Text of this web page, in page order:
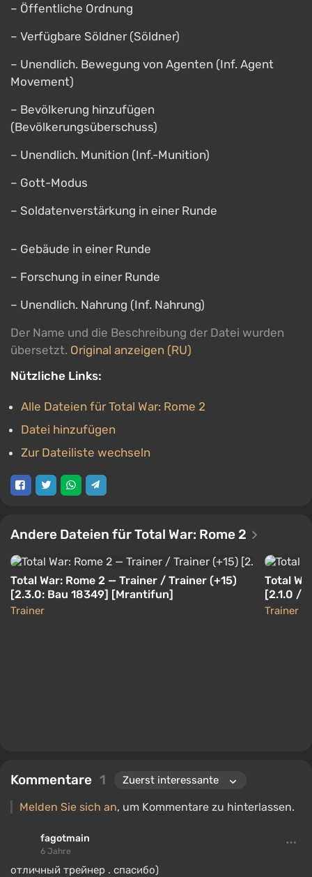
– Öffentliche Ordnung
– Verfügbare Söldner (Söldner)
– Unendlich. Bewegung von Agenten (Inf. Agent
Movement)
– Bevölkerung hinzufügen
(Bevölkerungsüberschuss)
– Unendlich. Munition (Inf.-Munition)
– Gott-Modus
– Soldatenverstärkung in einer Runde
– Gebäude in einer Runde
– Forschung in einer Runde
– Unendlich. Nahrung (Inf. Nahrung)
Der Name und die Beschreibung der Datei wurden
übersetzt. Original anzeigen (RU)
Nützliche Links:
Alle Dateien für Total War: Rome 2
Datei hinzufügen
Zur Dateiliste wechseln
Andere Dateien für Total War: Rome 2
Total War: Rome 2 — Trainer / Trainer (+15)
[2.3.0: Bau 18349] [Mrantifun]
Trainer
Total
[2.1.0 /
Trainer
Kommentare 1
Melden Sie sich an, um Kommentare zu hinterlassen.
fagotmain
6 Jahre
отличный трейнер . спасибо)